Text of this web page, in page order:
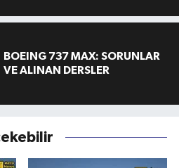
BOEING 737 MAX: SORUNLAR
VE ALINAN DERSLER